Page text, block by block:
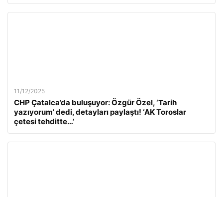
11/12/2025
CHP Çatalca’da buluşuyor: Özgür Özel, ‘Tarih
yazıyorum’ dedi, detayları paylaştı! ‘AK Toroslar
çetesi tehditte…’